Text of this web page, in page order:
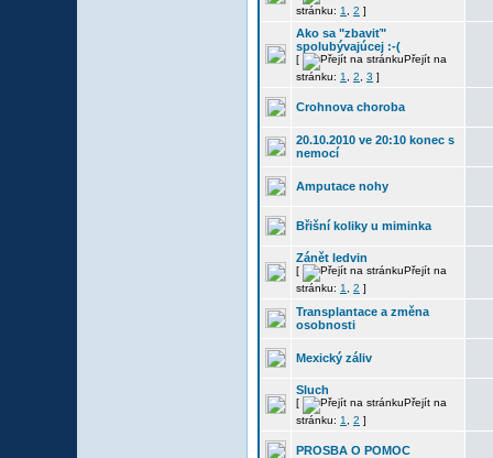
stránku: 1 2 ]
Ako sa "zbaviť"
spolubývajúcej :-(
[
Přejít na
stránku: 1 2 3 ]
Crohnova choroba
20.10.2010 ve 20:10 konec s
nemocí
Amputace nohy
Břišní koliky u miminka
Zánět ledvin
[
Přejít na
stránku: 1 2 ]
Transplantace a změna
osobnosti
Mexický záliv
Sluch
[
Přejít na
stránku: 1 2 ]
PROSBA O POMOC